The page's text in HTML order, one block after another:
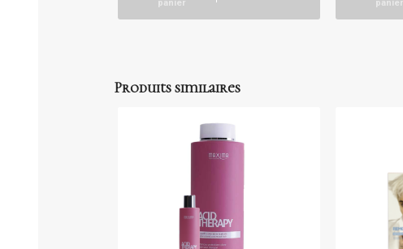
panier
panier
Produits similaires